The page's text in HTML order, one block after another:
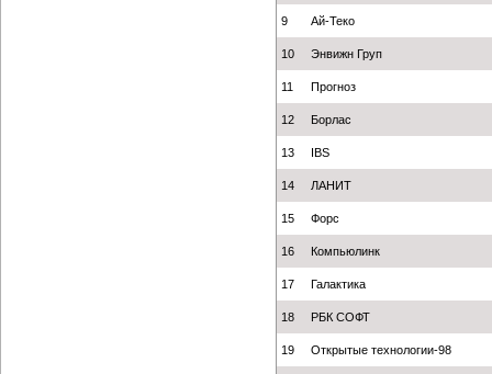
9 Ай-Теко
10 Энвижн Груп
11 Прогноз
12 Борлас
13 IBS
14 ЛАНИТ
15 Форс
16 Компьюлинк
17 Галактика
18 РБК СОФТ
19 Открытые технологии-98